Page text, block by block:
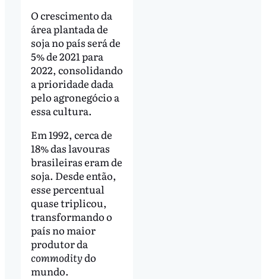
O crescimento da
área plantada de
soja no país será de
5% de 2021 para
2022, consolidando
a prioridade dada
pelo agronegócio a
essa cultura.
Em 1992, cerca de
18% das lavouras
brasileiras eram de
soja. Desde então,
esse percentual
quase triplicou,
transformando o
país no maior
produtor da
commoditydo
mundo.